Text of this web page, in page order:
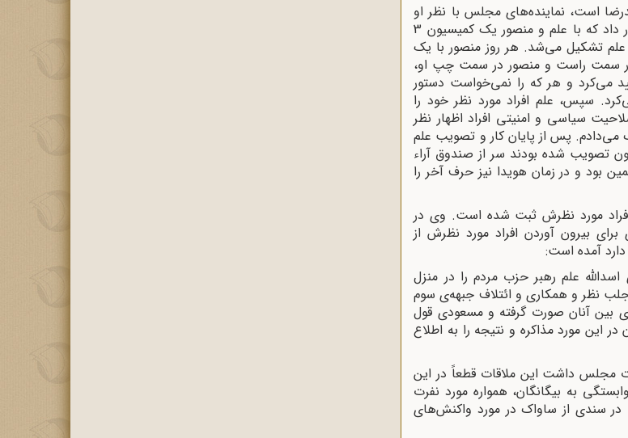
است، نماینده‌های مجلس با نظر او
تعیین می‌شدند. در زمان نخست‌وزیری اسدالله علم، محمدرضا دستور داد که با علم و منصور یک کمیسیون 3
علم تشکیل می‌شد. هر روز منصور با یک
سمت راست و منصور در سمت چپ او،
می‌کرد و هر که را نمی‌خواست دستور
سپس، علم افراد مورد نظر خود را
سیاسی و امنیتی افراد اظهار نظر
می‌دادم. پس از پایان کار و تصویب علم
تصویب شده بودند سر از صندوق آراء
بود و در زمان هویدا نیز حرف آخر را
افراد مورد نظرش ثبت شده است. وی در
بیرون آوردن افراد مورد نظرش از
آمده است:
مسعودی، آقای اسدالله علم رهبر حزب مردم را در منزل
نظر و همکاری و ائتلاف جبهه‌ی سوم
بین آنان صورت گرفته و مسعودی قول
این مورد مذاکره و نتیجه را به اطلاع
مجلس داشت این ملاقات قطعاً در این
به بیگانگان، همواره مورد نفرت
در سندی از ساواک در مورد واکنش‌های